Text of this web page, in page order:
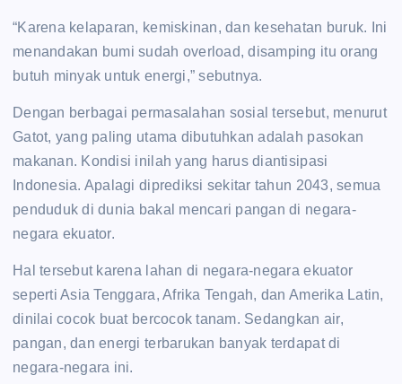
“Karena kelaparan, kemiskinan, dan kesehatan buruk. Ini
menandakan bumi sudah overload, disamping itu orang
butuh minyak untuk energi,” sebutnya.
Dengan berbagai permasalahan sosial tersebut, menurut
Gatot, yang paling utama dibutuhkan adalah pasokan
makanan. Kondisi inilah yang harus diantisipasi
Indonesia. Apalagi diprediksi sekitar tahun 2043, semua
penduduk di dunia bakal mencari pangan di negara-
negara ekuator.
Hal tersebut karena lahan di negara-negara ekuator
seperti Asia Tenggara, Afrika Tengah, dan Amerika Latin,
dinilai cocok buat bercocok tanam. Sedangkan air,
pangan, dan energi terbarukan banyak terdapat di
negara-negara ini.